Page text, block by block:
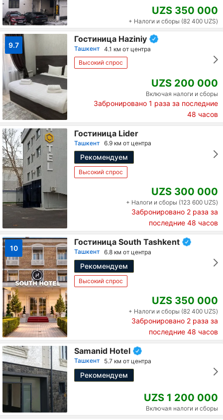
UZS 350 000
+ Налоги и сборы (82 400 UZS)
9.7
Гостиница Haziniy
Ташкент 4.1 км от центра
Высокий спрос
UZS 200 000
Включая налоги и сборы
Забронировано 1 раза за последние
48 часов
Гостиница Lider
Ташкент 6.9 км от центра
Рекомендуем
Высокий спрос
UZS 300 000
+ Налоги и сборы (123 600 UZS)
Забронировано 2 раза за
последние 48 часов
10
Гостиница South Tashkent
Ташкент 6.8 км от центра
Рекомендуем
Высокий спрос
UZS 350 000
+ Налоги и сборы (82 400 UZS)
Забронировано 2 раза за
последние 48 часов
Samanid Hotel
Ташкент 5.7 км от центра
Рекомендуем
UZS 1 200 000
Включая налоги и сборы